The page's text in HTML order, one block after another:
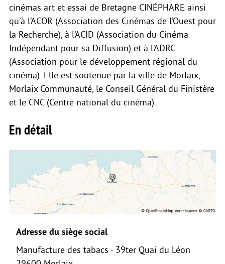
cinémas art et essai de Bretagne CINÉPHARE ainsi
qu’à l’ACOR (Association des Cinémas de l’Ouest pour
la Recherche), à l’ACID (Association du Cinéma
Indépendant pour sa Diffusion) et à l’ADRC
(Association pour le développement régional du
cinéma). Elle est soutenue par la ville de Morlaix,
Morlaix Communauté, le Conseil Général du Finistère
et le CNC (Centre national du cinéma).
En détail
Adresse du siège social
Manufacture des tabacs - 39ter Quai du Léon